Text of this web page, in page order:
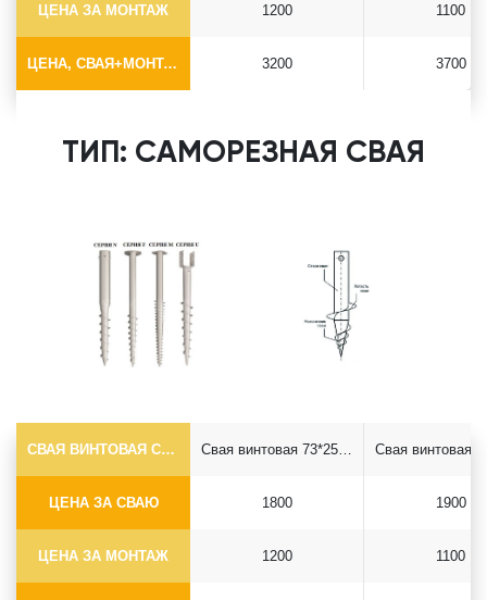
ЦЕНА ЗА МОНТАЖ
ЦЕНА, СВАЯ+МОНТАЖ (БЕЗ ОГОЛОВКА)
1200
3200
1100
3700
ТИП: САМОРЕЗНАЯ СВАЯ
СВАЯ ВИНТОВАЯ САМОРЕЗ Ф73*5.5
ЦЕНА ЗА СВАЮ
ЦЕНА ЗА МОНТАЖ
1800
1200
1900
1100